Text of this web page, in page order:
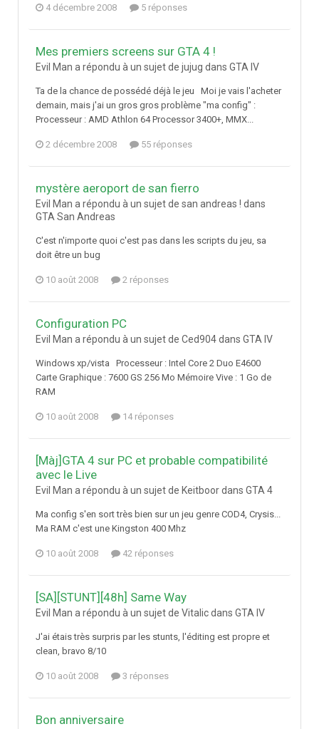
4 décembre 2008 5 réponses
Mes premiers screens sur GTA 4 !
Evil Man a répondu à un sujet de jujug dans GTA IV
Ta de la chance de possédé déjà le jeu Moi je vais l'acheter
demain, mais j'ai un gros gros problème "ma config" :
Processeur : AMD Athlon 64 Processor 3400+, MMX...
2 décembre 2008 55 réponses
mystère aeroport de san fierro
Evil Man a répondu à un sujet de san andreas ! dans
GTA San Andreas
C'est n'importe quoi c'est pas dans les scripts du jeu, sa
doit être un bug
10 août 2008 2 réponses
Configuration PC
Evil Man a répondu à un sujet de Ced904 dans GTA IV
Windows xp/vista Processeur : Intel Core 2 Duo E4600
Carte Graphique : 7600 GS 256 Mo Mémoire Vive : 1 Go de
RAM
10 août 2008 14 réponses
[Màj]GTA 4 sur PC et probable compatibilité
avec le Live
Evil Man a répondu à un sujet de Keitboor dans GTA 4
Ma config s'en sort très bien sur un jeu genre COD4, Crysis...
Ma RAM c'est une Kingston 400 Mhz
10 août 2008 42 réponses
[SA][STUNT][48h] Same Way
Evil Man a répondu à un sujet de Vitalic dans GTA IV
J'ai étais très surpris par les stunts, l'éditing est propre et
clean, bravo 8/10
10 août 2008 3 réponses
Bon anniversaire